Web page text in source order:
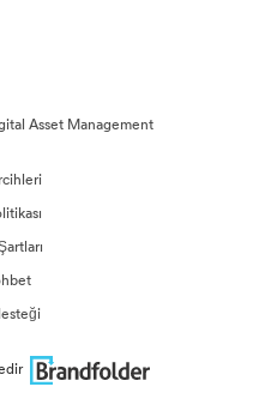
Asset Management